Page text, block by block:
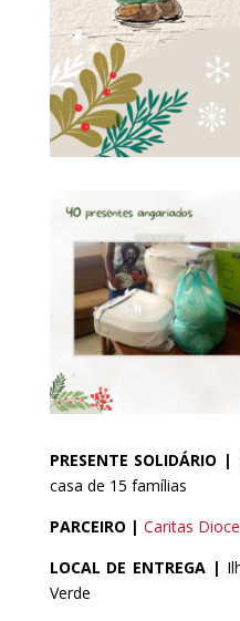
PRESENTE SOLIDÁRIO |
casa de 15 famílias
PARCEIRO | Caritas
LOCAL DE ENTREGA |
Verde